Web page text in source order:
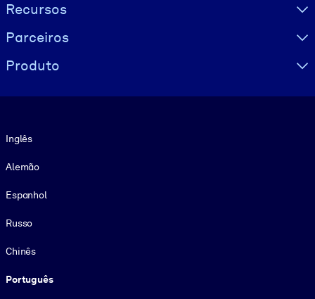
Recursos
Parceiros
Produto
Inglês
Alemão
Espanhol
Russo
Chinês
Português